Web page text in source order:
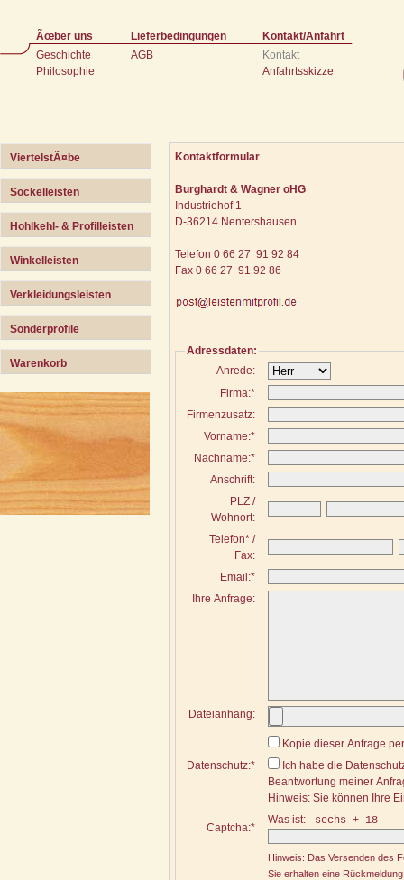
Ãœber uns
Geschichte
Philosophie
Lieferbedingungen
AGB
Kontakt/Anfahrt
Kontakt
Anfahrtsskizze
Kontaktformular
Burghardt & Wagner oHG
Industriehof 1
D-36214 Nentershausen
Telefon 0 66 27 91 92 84
Fax 0 66 27 91 92 86
Adressdaten:
Anrede:
Firma:*
Firmenzusatz:
Vorname:*
Nachname:*
Anschrift:
PLZ /
Wohnort:
Telefon* /
Fax:
Email:*
Ihre Anfrage:
Dateianhang:
Kopie dieser Anfrage
Datenschutz:*
Ich habe die
Beantwortung meiner
Hinweis: Sie können Ihre
Captcha:*
Was ist: sechs + 18
Hinweis: Das Versenden des
Sie erhalten eine
ViertelstÃ¤be
Sockelleisten
Hohlkehl- & Profilleisten
Winkelleisten
Verkleidungsleisten
Sonderprofile
Warenkorb